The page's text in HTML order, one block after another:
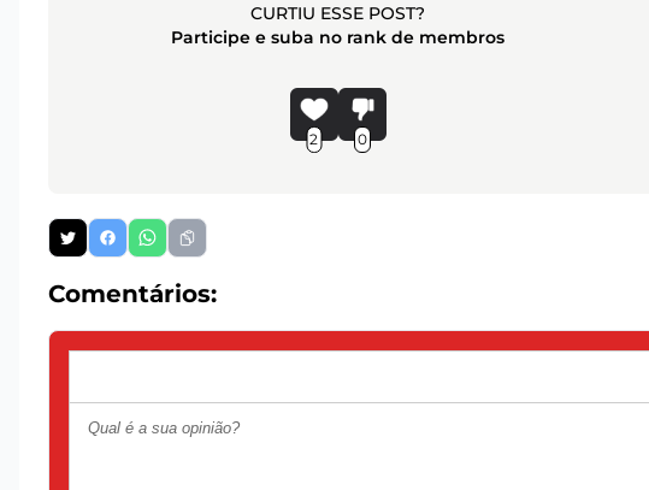
CURTIU ESSE POST?
Participe e suba no rank de membros
2 0
Comentários: